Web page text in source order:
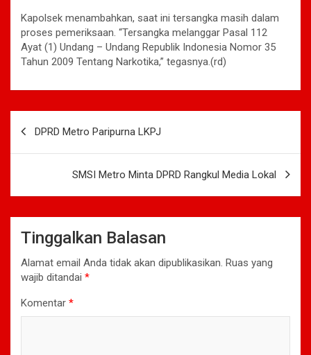
Kapolsek menambahkan, saat ini tersangka masih dalam
proses pemeriksaan. “Tersangka melanggar Pasal 112
Ayat (1) Undang – Undang Republik Indonesia Nomor 35
Tahun 2009 Tentang Narkotika,” tegasnya.(rd)
DPRD Metro Paripurna LKPJ
SMSI Metro Minta DPRD Rangkul Media Lokal
Tinggalkan Balasan
Alamat email Anda tidak akan dipublikasikan. Ruas yang
wajib ditandai *
Komentar *